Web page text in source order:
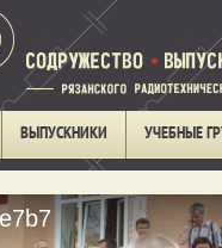
ВЫПУСКНИКИ УЧЕБНЫЕ